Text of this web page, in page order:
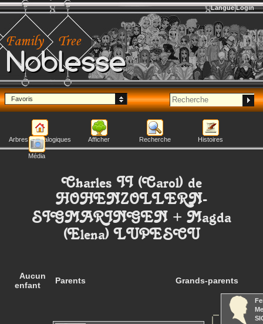
Noblesse
Langue Login
Favoris
Arbres généalogiques Afficher Recherche Histoires
Média
Charles II (Carol)de
HOHENZOLLERN-
SIGMARINGEN + Magda
(Elena)LUPESCU
Aucun
enfant
Parents Grands-parents